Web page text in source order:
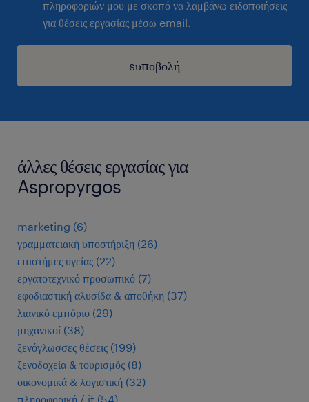
πληροφοριών μου με σκοπό να λαμβάνω ειδοποιήσεις
για θέσεις εργασίας μέσω email.
sυποβολή
άλλες θέσεις εργασίας για
Aspropyrgos
marketing (6)
γραμματειακή υποστήριξη (26)
επιστήμες υγείας (22)
εργατοτεχνικό προσωπικό (7)
εφοδιαστική αλυσίδα & αποθήκη (37)
λιανικό εμπόριο (29)
μηχανικοί (38)
ξενόγλωσσες θέσεις (199)
ξενοδοχεία & τουρισμός (8)
οικονομικά & λογιστική (32)
πληροφορική / it (54)